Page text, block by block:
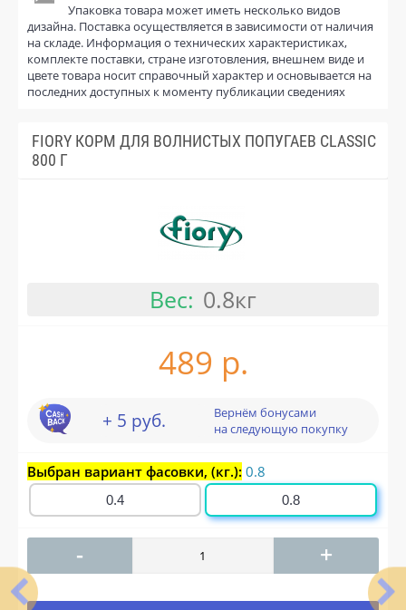
Упаковка товара может иметь несколько видов
дизайна. Поставка осуществляется в зависимости от наличия
на складе. Информация о технических характеристиках,
комплекте поставки, стране изготовления, внешнем виде и
цвете товара носит справочный характер и основывается на
последних доступных к моменту публикации сведениях
FIORY КОРМ ДЛЯ ВОЛНИСТЫХ ПОПУГАЕВ CLASSIC
800 Г
Вес: 0.8кг
489 р.
+ 5 руб.
Вернём бонусами
на следующую покупку
Выбран вариант фасовки, (кг.): 0.8
0.4 0.8
- +